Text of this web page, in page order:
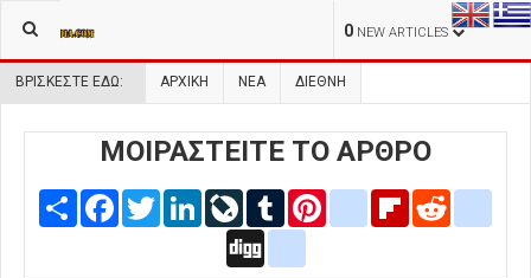
0 NEW ARTICLES
ΒΡΊΣΚΕΣΤΕ ΕΔΏ: ΑΡΧΙΚΉ ΝΕΑ ΔΙΕΘΝΗ
ΜΟΙΡΑΣΤΕΙΤΕ ΤΟ ΑΡΘΡΟ
Share FacebookTwitterLinkedInLiveJournal
Tumblr Pinterestblogger_post
Flipboard